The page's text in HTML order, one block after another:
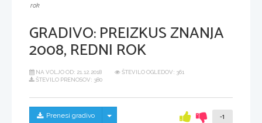
rok
GRADIVO:PREIZKUS ZNANJA
2008, REDNI ROK
NA VOLJO OD: 21.12.2018
ŠTEVILO OGLEDOV: 361
ŠTEVILO PRENOSOV: 380
Prenesi gradivo Skrij/prikaži meni -1